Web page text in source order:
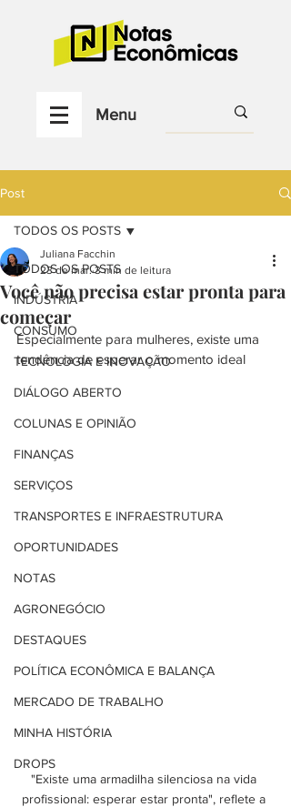
Menu
Post
TODOS OS POSTS
INDÚSTRIA
CONSUMO
TECNOLOGIA E INOVAÇÃO
DIÁLOGO ABERTO
COLUNAS E OPINIÃO
FINANÇAS
SERVIÇOS
TRANSPORTES E INFRAESTRUTURA
OPORTUNIDADES
NOTAS
AGRONEGÓCIO
DESTAQUES
POLÍTICA ECONÔMICA E BALANÇA
MERCADO DE TRABALHO
MINHA HISTÓRIA
DROPS
TODOS OS POSTS
Você não precisa estar pronta para
começar
Juliana Facchin
23 de mar. 3 min de leitura
Especialmente para mulheres, existe uma
tendência de esperar o momento ideal
"Existe uma armadilha silenciosa na vida
profissional: esperar estar pronta", reflete a